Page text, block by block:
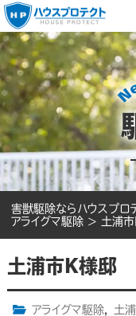
害獣駆除ならハウスプロ
アライグマ駆除 > 土浦
土浦市K様邸
アライグマ駆除, 土